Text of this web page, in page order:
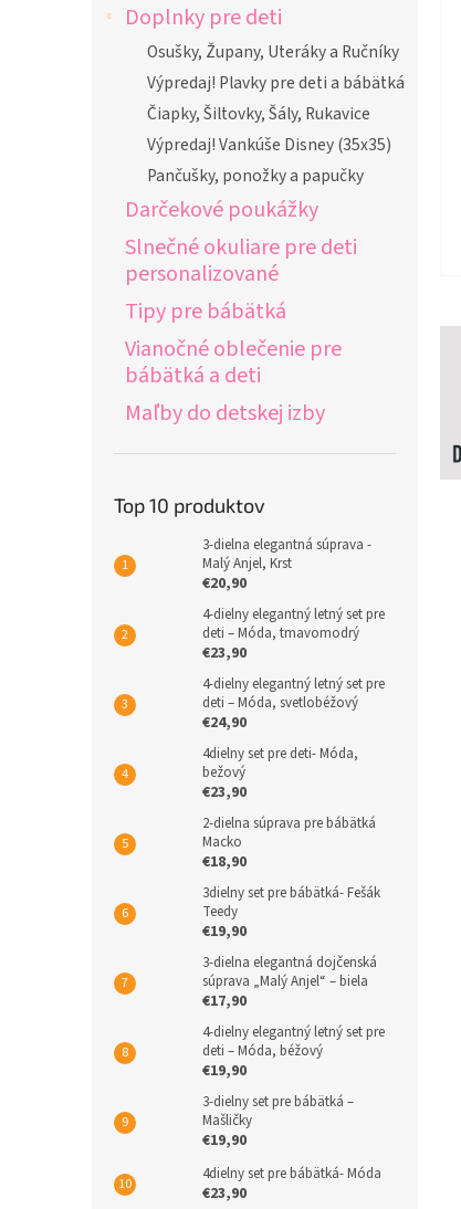
Doplnky pre deti
Osušky, Župany, Uteráky a Ručníky
Výpredaj! Plavky pre deti a bábätká
Čiapky, Šiltovky, Šály, Rukavice
Výpredaj! Vankúše Disney (35x35)
Pančušky, ponožky a papučky
Darčekové poukážky
Slnečné okuliare pre deti
personalizované
Tipy pre bábätká
Vianočné oblečenie pre
bábätká a deti
Maľby do detskej izby
Top 10 produktov
3-dielna elegantná súprava -
Malý Anjel, Krst
€20,90
4-dielny elegantný letný set pre
deti – Móda, tmavomodrý
€23,90
4-dielny elegantný letný set pre
deti – Móda, svetlobéžový
€24,90
4dielny set pre deti- Móda,
bežový
€23,90
2-dielna súprava pre bábätká
Macko
€18,90
3dielny set pre bábätká- Fešák
Teedy
€19,90
3-dielna elegantná dojčenská
súprava „Malý Anjel“ – biela
€17,90
4-dielny elegantný letný set pre
deti – Móda, béžový
€19,90
3-dielny set pre bábätká –
Mašličky
€19,90
4dielny set pre bábätká- Móda
€23,90